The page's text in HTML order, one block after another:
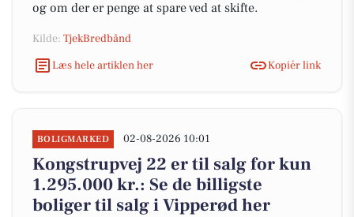
og om der er penge at spare ved at skifte.
Kilde: TjekBredbånd
Læs hele artiklen her
Kopiér link
BOLIGMARKED 02-08-2026 10:01
Kongstrupvej 22 er til salg for kun
1.295.000 kr.: Se de billigste
boliger til salg i Vipperød her